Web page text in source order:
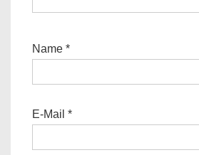
Name *
E-Mail *